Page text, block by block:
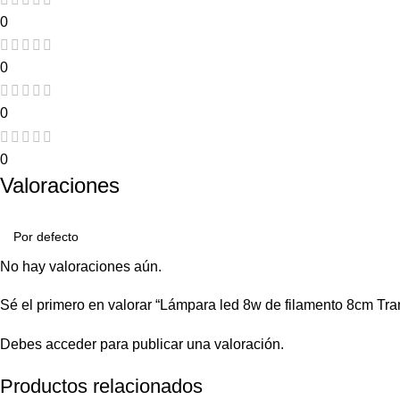
0
0
0
0
Valoraciones
No hay valoraciones aún.
Sé el primero en valorar “Lámpara led 8w de filamento 8cm
Debes acceder para publicar una valoración.
Productos relacionados